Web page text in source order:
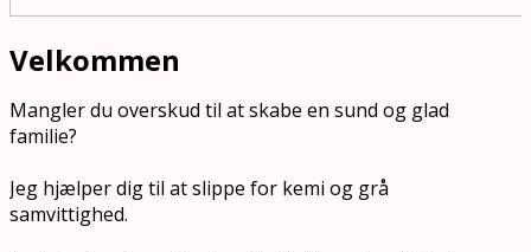
Velkommen
Mangler du overskud til at skabe en sund og glad
familie?
Jeg hjælper dig til at slippe for kemi og grå
samvittighed.